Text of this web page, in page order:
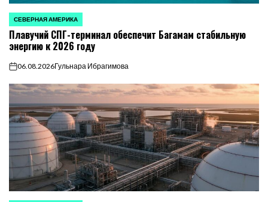
ОПУБЛИКОВАНО
В
СЕВЕРНАЯ АМЕРИКА
Плавучий СПГ-терминал обеспечит Багамам стабильную
энергию к 2026 году
on06.08.2026Гульнара Ибрагимова